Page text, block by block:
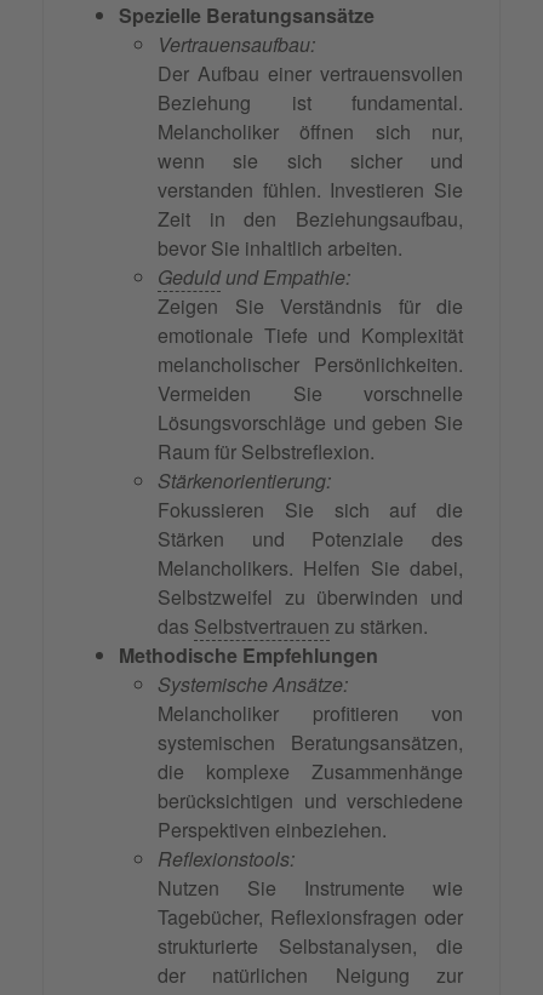
Spezielle Beratungsansätze
Vertrauensaufbau:
Der Aufbau einer vertrauensvollen
Beziehung ist fundamental.
Melancholiker öffnen sich nur,
wenn sie sich sicher und
verstanden fühlen. Investieren Sie
Zeit in den Beziehungsaufbau,
bevor Sie inhaltlich arbeiten.
Geduldund Empathie:
Zeigen Sie Verständnis für die
emotionale Tiefe und Komplexität
melancholischer Persönlichkeiten.
Vermeiden Sie vorschnelle
Lösungsvorschläge und geben Sie
Raum für Selbstreflexion.
Stärkenorientierung:
Fokussieren Sie sich auf die
Stärken und Potenziale des
Melancholikers. Helfen Sie dabei,
Selbstzweifel zu überwinden und
das Selbstvertrauen zu stärken.
Methodische Empfehlungen
Systemische Ansätze:
Melancholiker profitieren von
systemischen Beratungsansätzen,
die komplexe Zusammenhänge
berücksichtigen und verschiedene
Perspektiven einbeziehen.
Reflexionstools:
Nutzen Sie Instrumente wie
Tagebücher, Reflexionsfragen oder
strukturierte Selbstanalysen, die
der natürlichen Neigung zur